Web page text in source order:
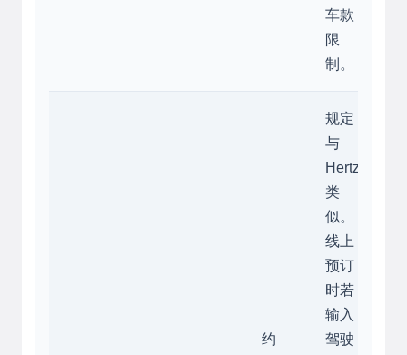
车款
限
制。
约
规定
与
Hertz
类
似。
线上
预订
时若
输入
驾驶